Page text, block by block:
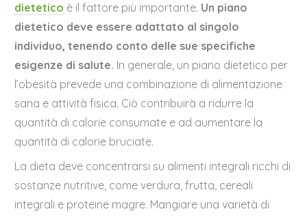
dietetico è il fattore più importante. Un piano
dietetico deve essere adattato al singolo
individuo, tenendo conto delle sue specifiche
esigenze di salute. In generale, un piano dietetico per
l’obesità prevede una combinazione di alimentazione
sana e attività fisica. Ciò contribuirà a ridurre la
quantità di calorie consumate e ad aumentare la
quantità di calorie bruciate.
La dieta deve concentrarsi su alimenti integrali ricchi di
sostanze nutritive, come verdura, frutta, cereali
integrali e proteine magre. Mangiare una varietà di